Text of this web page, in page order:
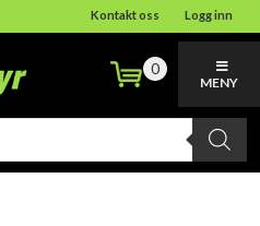
Kontakt oss Logg inn
0
MENY